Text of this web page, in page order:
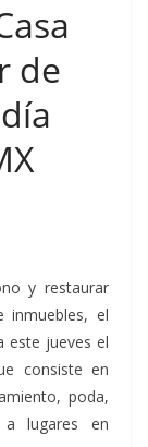
de
y restaurar
inmuebles, el
este jueves el
consiste en
poda,
a lugares en